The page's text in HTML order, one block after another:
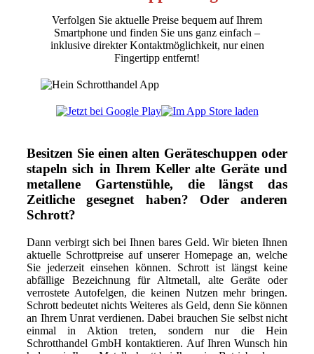
Verfolgen Sie aktuelle Preise bequem auf Ihrem
Smartphone und finden Sie uns ganz einfach –
inklusive direkter Kontaktmöglichkeit, nur einen
Fingertipp entfernt!
Besitzen Sie einen alten Geräteschuppen oder
stapeln sich in Ihrem Keller alte Geräte und
metallene Gartenstühle, die längst das
Zeitliche gesegnet haben? Oder anderen
Schrott?
Dann verbirgt sich bei Ihnen bares Geld. Wir bieten Ihnen
aktuelle Schrottpreise auf unserer Homepage an, welche
Sie jederzeit einsehen können. Schrott ist längst keine
abfällige Bezeichnung für Altmetall, alte Geräte oder
verrostete Autofelgen, die keinen Nutzen mehr bringen.
Schrott bedeutet nichts Weiteres als Geld, denn Sie können
an Ihrem Unrat verdienen. Dabei brauchen Sie selbst nicht
einmal in Aktion treten, sondern nur die Hein
Schrotthandel GmbH kontaktieren. Auf Ihren Wunsch hin